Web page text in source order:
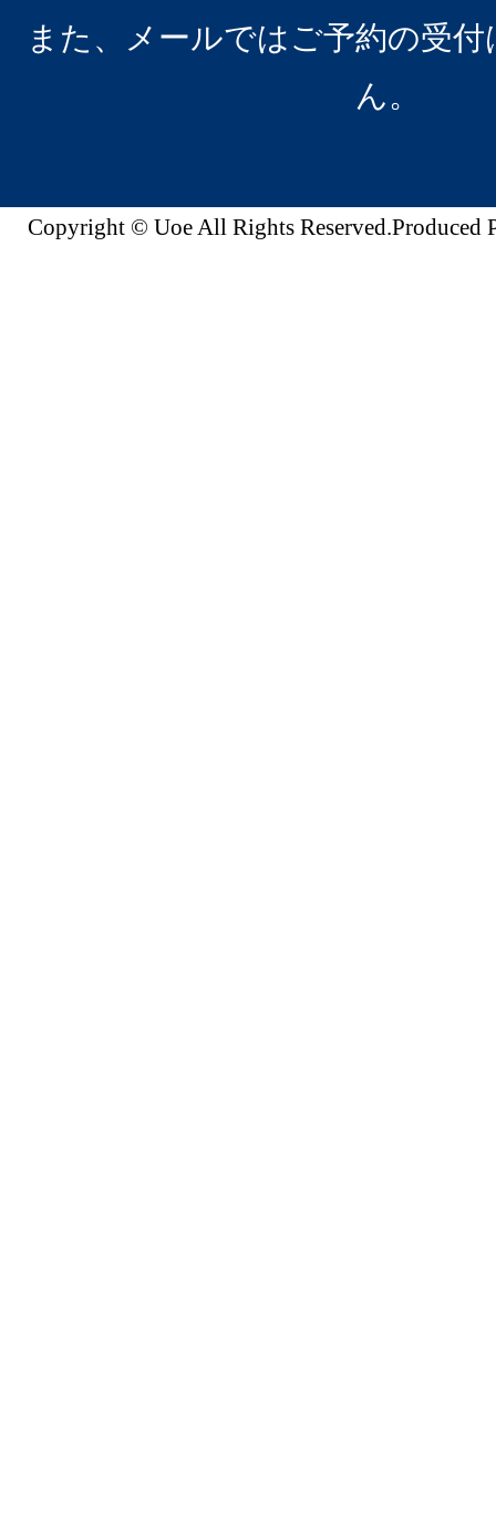
また、メールではご予約の受
ん。
Copyright © Uoe All Rights Reserved.Produced